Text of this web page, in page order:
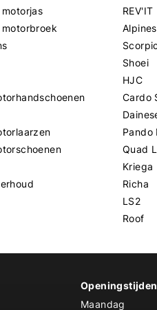
motorbroek
REV'IT
Shoei
HJC
Cardo
Pando
Quad
Kriega
Richa
LS2
Roof
Openingstijden
Maandag